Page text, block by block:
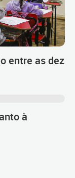
entre as dez
à